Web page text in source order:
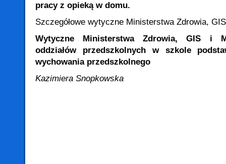
pracy z opieką w domu.
Szczegółowe wytyczne Ministerstwa Zdrowia,
Wytyczne Ministerstwa Zdrowia, GIS i
oddziałów przedszkolnych w szkole
wychowania przedszkolnego
Kazimiera Snopkowska